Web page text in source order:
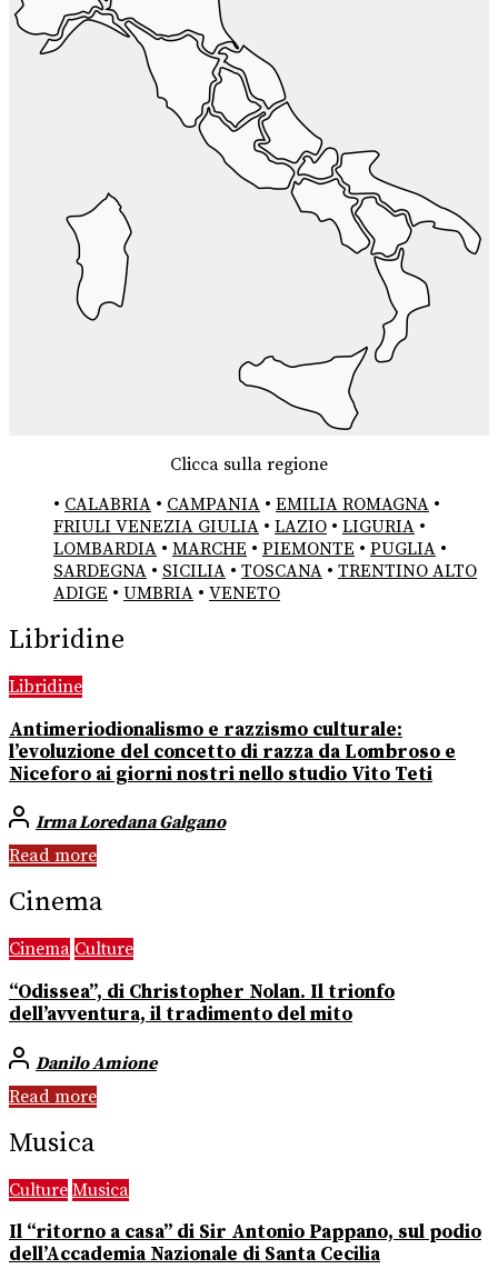
Clicca sulla regione
• CALABRIA • CAMPANIA • EMILIA ROMAGNA •
FRIULI VENEZIA GIULIA • LAZIO • LIGURIA •
LOMBARDIA • MARCHE • PIEMONTE • PUGLIA •
SARDEGNA • SICILIA • TOSCANA • TRENTINO ALTO
ADIGE • UMBRIA • VENETO
Libridine
Libridine
Antimeriodionalismo e razzismo culturale:
l’evoluzione del concetto di razza da Lombroso e
Niceforo ai giorni nostri nello studio Vito Teti
Irma Loredana Galgano
Read more
Cinema
Cinema Culture
“Odissea”, di Christopher Nolan. Il trionfo
dell’avventura, il tradimento del mito
Danilo Amione
Read more
Musica
Culture Musica
Il “ritorno a casa” di Sir Antonio Pappano, sul podio
dell’Accademia Nazionale di Santa Cecilia